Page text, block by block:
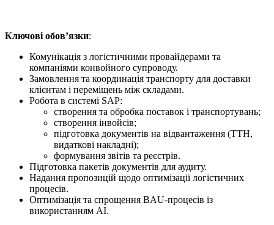
Ключові обов’язки:
Комунікація з логістичними провайдерами та
компаніями конвойного супроводу.
Замовлення та координація транспорту для доставки
клієнтам і переміщень між складами.
Робота в системі SAP:
створення та обробка поставок і транспортувань;
створення інвойсів;
підготовка документів на відвантаження (ТТН,
видаткові накладні);
формування звітів та реєстрів.
Підготовка пакетів документів для аудиту.
Надання пропозицій щодо оптимізації логістичних
процесів.
Оптимізація та спрощення BAU-процесів із
використанням AI.